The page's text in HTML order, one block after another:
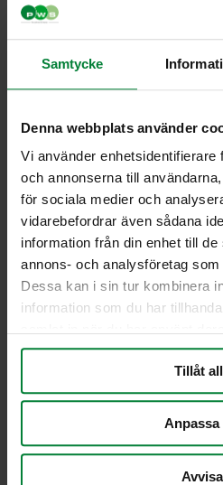
Samtycke
Denna webbplats använder
Vi använder enhetsidentifierare
och annonserna till
för sociala medier och
vidarebefordrar även sådana
information från din enhet till
annons- och analysföretag
Dessa kan i sin tur kombinera
information som du har
Tillåt
Anpassa
Avvisa
Læs mere
Læs mere
3×240 liter
Læs mere
660 liter